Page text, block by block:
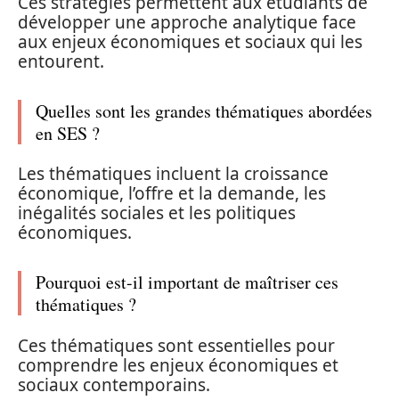
développer une approche analytique face
aux enjeux économiques et sociaux qui les
entourent.
Quelles sont les grandes thématiques abordées
en SES ?
Les thématiques incluent la croissance
économique, l’offre et la demande, les
inégalités sociales et les politiques
économiques.
Pourquoi est-il important de maîtriser ces
thématiques ?
Ces thématiques sont essentielles pour
comprendre les enjeux économiques et
sociaux contemporains.